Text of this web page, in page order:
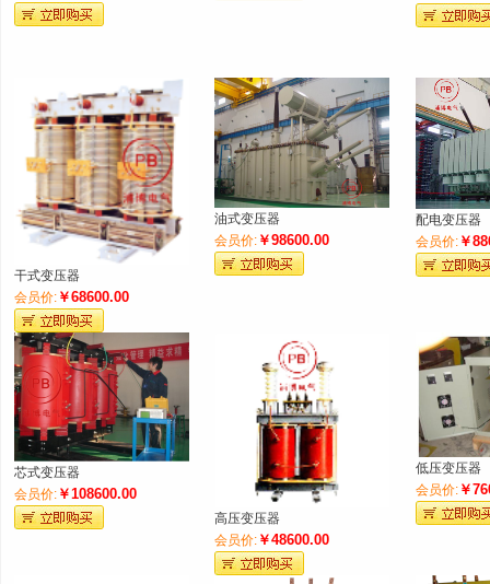
词
干式变压器
会员价:￥68600.00
油式变压器
会员价: ￥98600.00
配电变压器
会员价: ￥
芯式变压器
会员价:￥108600.00
高压变压器
会员价: ￥48600.00
低压变压器
会员价: ￥